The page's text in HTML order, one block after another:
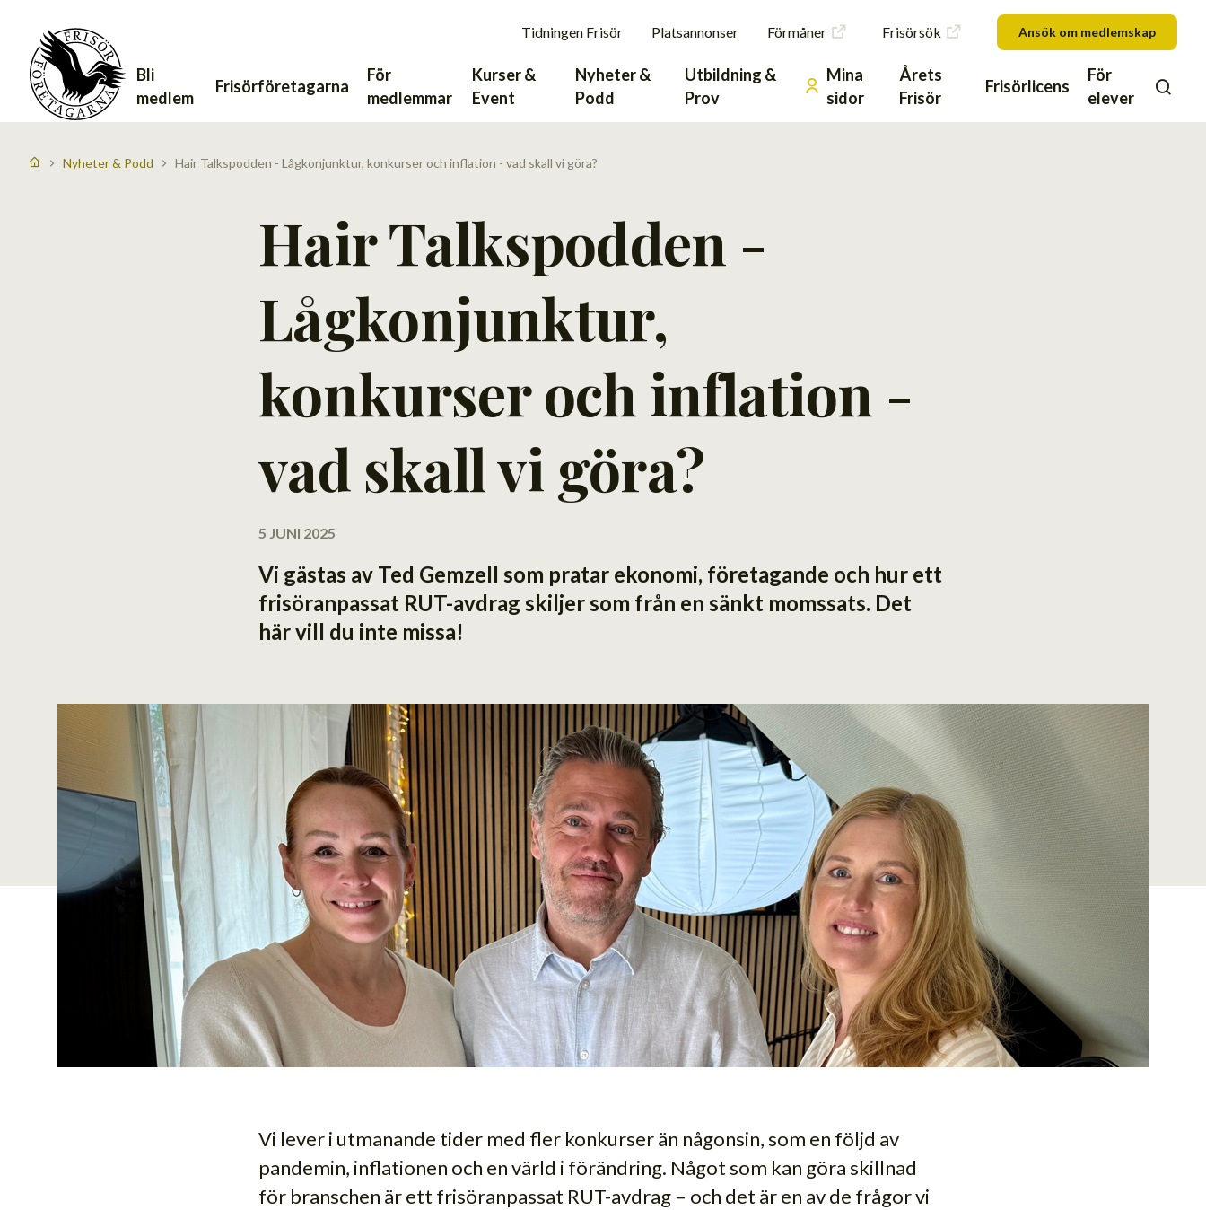
Tidningen Frisör Platsannonser Förmåner Frisörsök Ansök om medlemskap
Bli
medlem
Frisörföretagarna
För
medlemmar
Kurser &
Event
Nyheter &
Podd
Utbildning &
Prov
Mina
sidor
Årets
Frisör
Frisörlicens
För
elever
Nyheter & Podd Hair Talkspodden - Lågkonjunktur, konkurser och inflation - vad skall vi göra?
Hair Talkspodden -
Lågkonjunktur,
konkurser och inflation -
vad skall vi göra?
5 JUNI 2025
Vi gästas av Ted Gemzell som pratar ekonomi, företagande och hur ett
frisöranpassat RUT-avdrag skiljer som från en sänkt momssats. Det
här vill du inte missa!
Vi lever i utmanande tider med fler konkurser än någonsin, som en följd av
pandemin, inflationen och en värld i förändring. Något som kan göra skillnad
för branschen är ett frisöranpassat RUT-avdrag – och det är en av de frågor vi